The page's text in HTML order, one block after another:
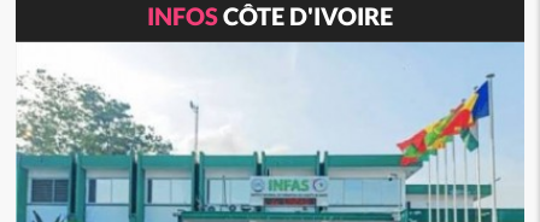
INFOSCÔTE D'IVOIRE